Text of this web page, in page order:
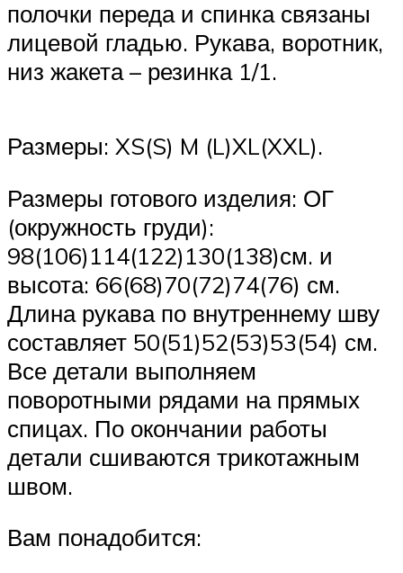
полочки переда и спинка связаны
лицевой гладью. Рукава, воротник,
низ жакета – резинка 1/1.
Размеры: XS(S) M (L)XL(XXL).
Размеры готового изделия: ОГ
(окружность груди):
98(106)114(122)130(138)см. и
высота: 66(68)70(72)74(76) см.
Длина рукава по внутреннему шву
составляет 50(51)52(53)53(54) см.
Все детали выполняем
поворотными рядами на прямых
спицах. По окончании работы
детали сшиваются трикотажным
швом.
Вам понадобится: